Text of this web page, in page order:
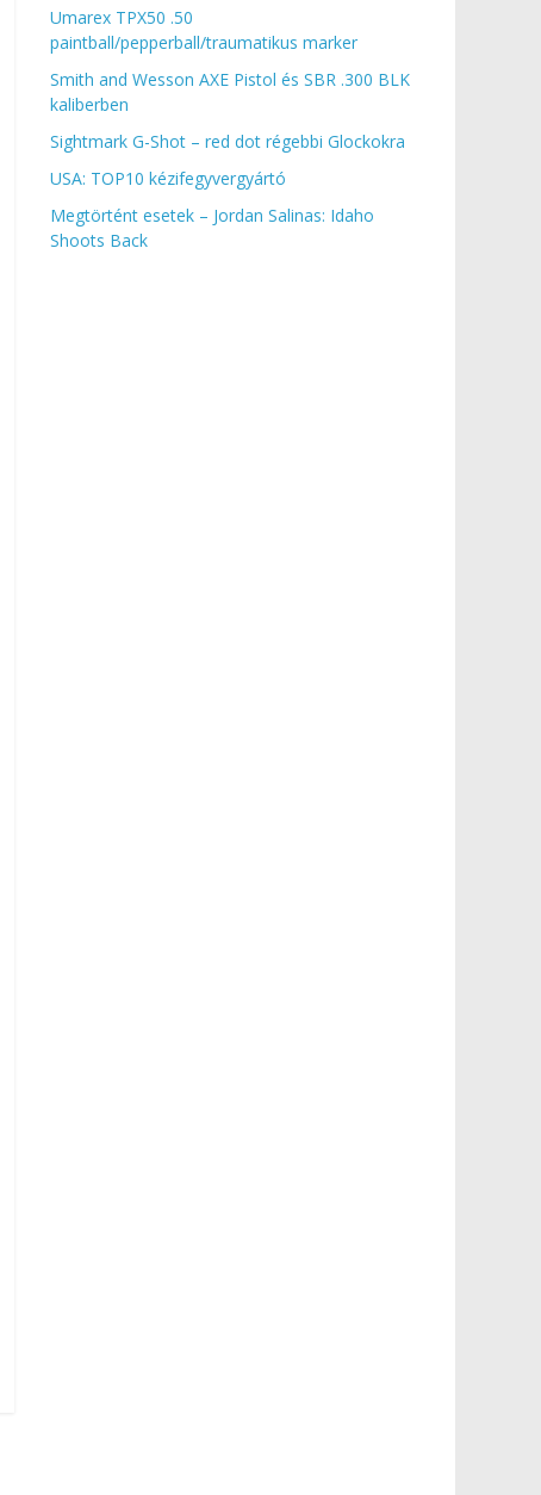
Umarex TPX50 .50
paintball/pepperball/traumatikus marker
Smith and Wesson AXE Pistol és SBR .300 BLK
kaliberben
Sightmark G-Shot – red dot régebbi Glockokra
USA: TOP10 kézifegyvergyártó
Megtörtént esetek – Jordan Salinas: Idaho
Shoots Back